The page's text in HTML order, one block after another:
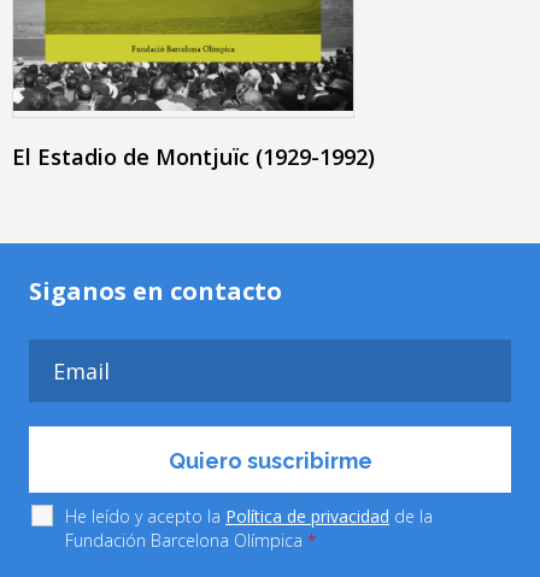
El Estadio de Montjuïc (1929-1992)
Siganos en contacto
He leído y acepto la Política de privacidad de la
Fundación Barcelona Olímpica *